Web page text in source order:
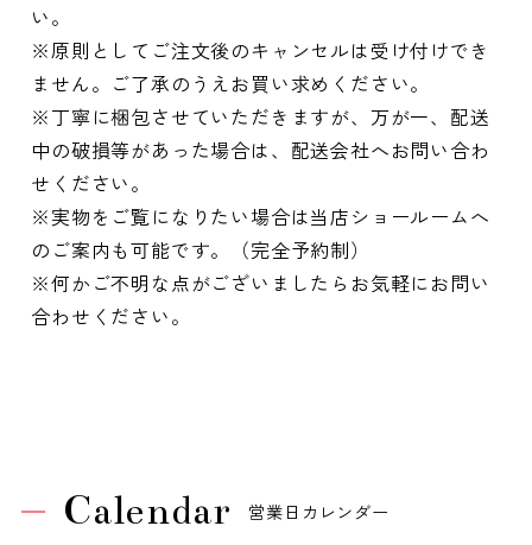
い。
※原則としてご注文後のキャンセルは受け付けでき
ません。ご了承のうえお買い求めください。
※丁寧に梱包させていただきますが、万が一、配送
中の破損等があった場合は、配送会社へお問い合わ
せください。
※実物をご覧になりたい場合は当店ショールームへ
のご案内も可能です。（完全予約制）
※何かご不明な点がございましたらお気軽にお問い
合わせください。
Calendar 営業日カレンダー